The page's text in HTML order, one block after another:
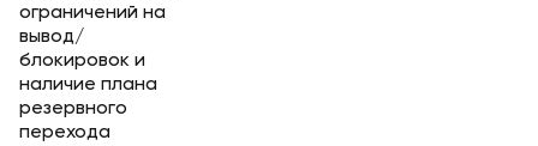
ограничений на
вывод/
блокировок и
наличие плана
резервного
перехода